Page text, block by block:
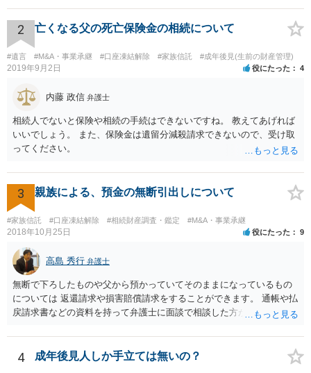
相続人おられるということであれば、他の相続人との協議が必要とな
るところです。 また、当該点とは別にご主人から貸付ではなく贈与で
あると主張される可能性がございます。 その場合には、貸付であるこ
とを伺わせる事情をどれだけ積み重ねることが出来るか、というとこ
ろとなります。 返済の事実や、返済を約束するメール等です。 金額の
おく方が宜しいかと思います。 緊急という訳ではないかと思います
が、事前準備が早い方が有効な手段が増える傾向にありますので、早
目に弁護士を入れられることを御検討頂くと良いかと思います。
2 亡くなる父の死亡保険金の相続について
#遺言 #M&A・事業承継 #口座凍結解除 #家族信託 #成年後見(生前の財産管理)
2019年9月2日 役にたった 4
内藤 政信 弁護士
相続人でないと保険や相続の手続はできないですね。 教えてあげれば
いいでしょう。 また、保険金は遺留分減殺請求できないので、受け取
ってください。
3 親族による、預金の無断引出しについて
#家族信託 #口座凍結解除 #相続財産調査・鑑定 #M&A・事業承継
2018年10月25日 役にたった 9
高島 秀行 弁護士
無断で下ろしたものや父から預かっていてそのままになっているもの
については 返還請求や損害賠償請求をすることができます。 通帳や払
戻請求書などの資料を持って弁護士に面談で相談した方がよいと思い
4 成年後見人しか手立ては無いの？